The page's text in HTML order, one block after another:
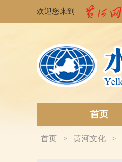
欢迎您来到
首页
首页 > 黄河文化 >